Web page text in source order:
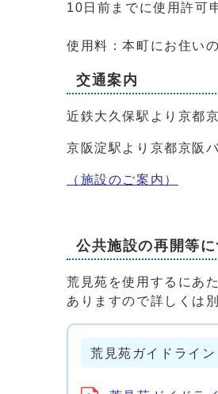
10日前までに使用許可
使用料：本町にお住い
交通案内
近鉄大久保駅より京都
京阪淀駅より京都京阪
（施設のご案内）
公共施設の再開等
荒見苑を使用するにあ
ありますので詳しくは
荒見苑ガイドライン